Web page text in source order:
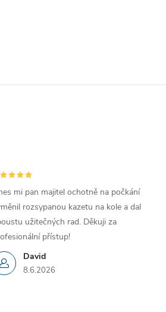
David
8.6.2026
mi pan majitel ochotně na počkání
rozsypanou kazetu na kole a dal
užitečných rad. Děkuji za
přístup!